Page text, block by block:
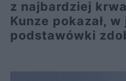
z najbardziej
Kunze pokazał,
podstawówki